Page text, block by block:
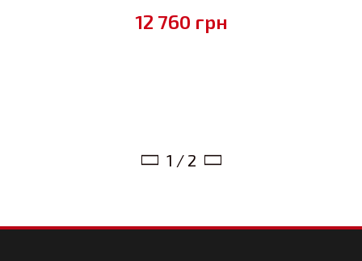
12 760 грн
1 / 2